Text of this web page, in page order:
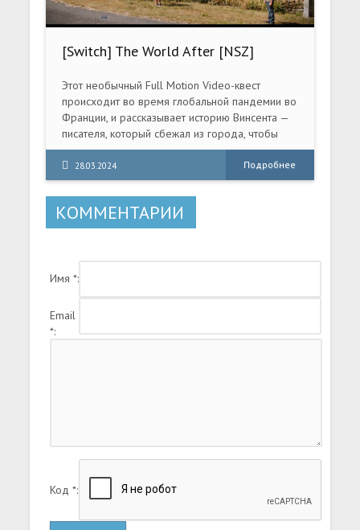
[Switch] The World After [NSZ]
[RUS/Multi9]
Этот необычный Full Motion Video-квест
происходит во время глобальной пандемии во
Франции, и рассказывает историю Винсента —
писателя, который сбежал из города, чтобы
работать над новой книгой.
28.03.2024 Подробнее
КОММЕНТАРИИ
Имя *:
Email
*:
Код *: